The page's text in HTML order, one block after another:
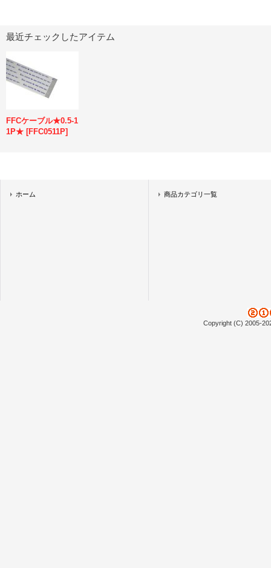
最近チェックしたアイテム
FFCケーブル★0.5-1
1P★ [FFC0511P]
ホーム 商品カテゴリ一覧
Copyright (C) 2005-